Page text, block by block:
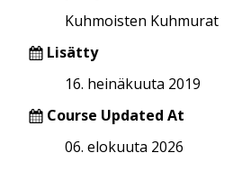
Kuhmoisten Kuhmurat
Lisätty
16. heinäkuuta 2019
Course Updated At
06. elokuuta 2026